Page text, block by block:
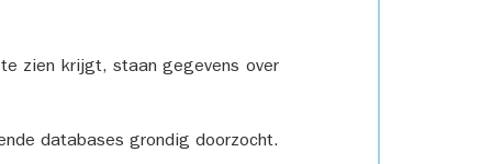
zien krijgt, staan gegevens over
databases grondig doorzocht.